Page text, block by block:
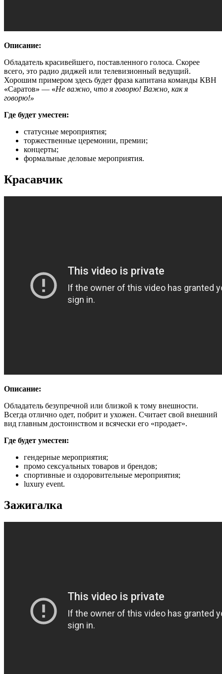
Описание:
Обладатель красивейшего, поставленного голоса. Скорее
всего, это радио диджей или телевизионный ведущий.
Хорошим примером здесь будет фраза капитана команды КВН
«Саратов» — «Не важно, что я говорю! Важно, как я
говорю!»
Где будет уместен:
статусные мероприятия;
торжественные церемонии, премии;
концерты;
формальные деловые мероприятия.
Красавчик
Описание:
Обладатель безупречной или близкой к тому внешности.
Всегда отлично одет, побрит и ухожен. Считает свой внешний
вид главным достоинством и всячески его «продает».
Где будет уместен:
гендерные мероприятия;
промо сексуальных товаров и брендов;
спортивные и оздоровительные мероприятия;
luxury event.
Зажигалка